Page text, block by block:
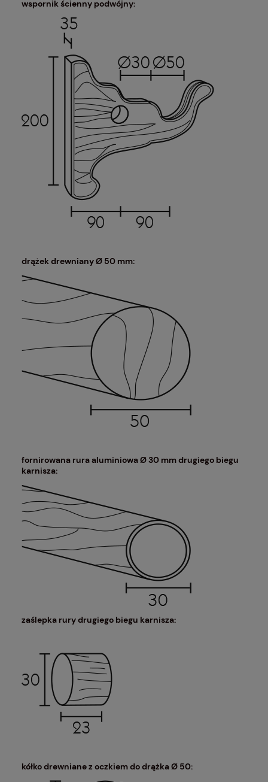
wspornik ścienny podwójny:
drążek drewniany Ø 50 mm:
fornirowana rura aluminiowa Ø 30 mm drugiego biegu
karnisza:
zaślepka rury drugiego biegu karnisza:
kółko drewniane z oczkiem do drążka Ø 50: